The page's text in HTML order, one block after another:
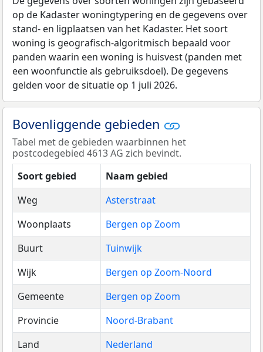
op de Kadaster woningtypering en de gegevens over
stand- en ligplaatsen van het Kadaster. Het soort
woning is geografisch-algoritmisch bepaald voor
panden waarin een woning is huisvest (panden met
een woonfunctie als gebruiksdoel). De gegevens
gelden voor de situatie op 1 juli 2026.
Bovenliggende gebieden
Tabel met de gebieden waarbinnen het
postcodegebied 4613 AG zich bevindt.
Soort gebied
Naam gebied
Weg
Asterstraat
Woonplaats
Bergen op Zoom
Buurt
Tuinwijk
Wijk
Bergen op Zoom-Noord
Gemeente
Bergen op Zoom
Provincie
Noord-Brabant
Land
Nederland